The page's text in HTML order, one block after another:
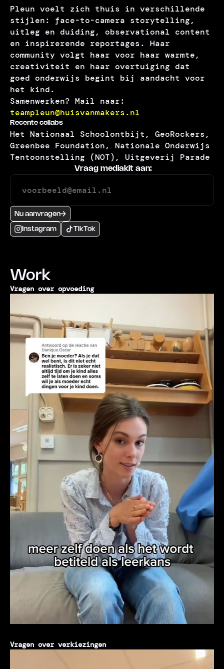
Pleun voelt zich thuis in verschillende
stijlen: face-to-camera storytelling,
uitleg en duiding, observational content
en inspirerende reportages. Haar
community volgt haar voor haar warmte,
creativiteit en haar overtuiging dat
goed onderwijs begint bij aandacht voor
het kind.
Samenwerken? Mail naar:
teampleun@huisvanmakers.nl
Recente collabs
Het Nationaal Schoolontbijt, GeoRockers,
Greenbee Foundation, Nationale Onderwijs
Tentoonstelling (NOT), Uitgeverij Parade
Vraag mediakit aan:
Nu aanvragen
Instagram TikTok
Work
Vragen over opvoeding
Vragen over verkiezingen